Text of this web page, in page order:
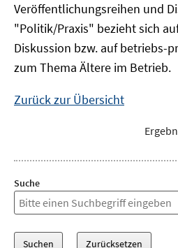
Veröffentlichungsreihen und
"Politik/Praxis" bezieht sich
Diskussion bzw. auf betriebs-
zum Thema Ältere im Betrieb.
Zurück zur Übersicht
Suche